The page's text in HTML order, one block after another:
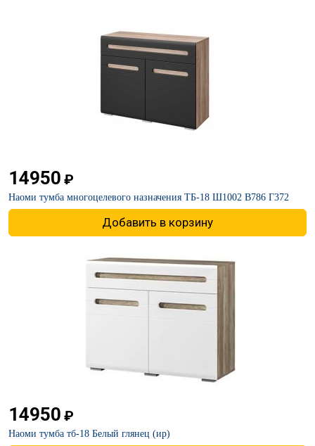
14950 ₽
Наоми тумба многоцелевого назначения ТБ-18 Ш1002 В786 Г372
Добавить в корзину
14950 ₽
Наоми тумба тб-18 Белый глянец (ир)